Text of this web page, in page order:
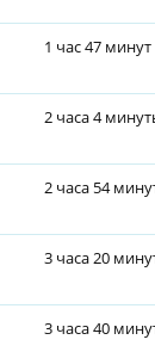
1 час 47 минут
2 часа 4
2 часа 54
3 часа 20
3 часа 40